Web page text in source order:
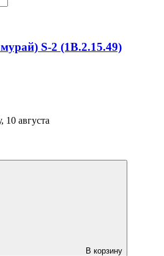
S-2 (1B.2.15.49)
10 августа
В корзину